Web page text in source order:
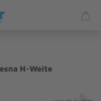
H-Weite